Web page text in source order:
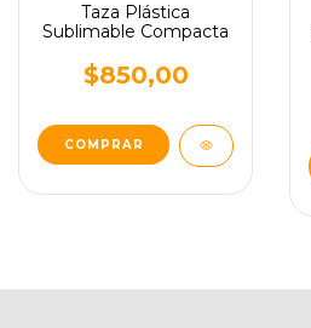
Taza Plástica
Sublimable Compacta
$850,00